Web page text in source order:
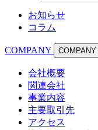
お知らせ
コラム
COMPANY COMPANY
会社概要
関連会社
事業内容
主要取引先
アクセス